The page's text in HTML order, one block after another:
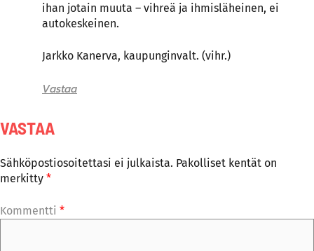
ihan jotain muuta – vihreä ja ihmisläheinen, ei
autokeskeinen.
Jarkko Kanerva, kaupunginvalt. (vihr.)
Vastaa
VASTAA
Sähköpostiosoitettasi ei julkaista. Pakolliset kentät on
merkitty *
Kommentti *